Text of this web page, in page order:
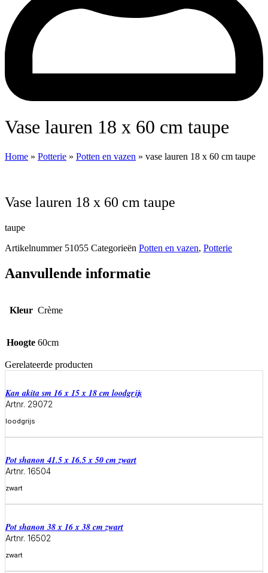
vase lauren 18 x 60 cm taupe
Home » Potterie » Potten en vazen » vase lauren 18 x 60 cm taupe
vase lauren 18 x 60 cm taupe
taupe
Artikelnummer 51055 Categorieën Potten en vazen, Potterie
Aanvullende informatie
Kleur Crème
Hoogte 60cm
Gerelateerde producten
Kan akita sm 16 x 15 x 18 cm loodgrijs
Artnr. 29072
loodgrijs
Meer informatie
Pot shanon 41.5 x 16.5 x 50 cm zwart
Artnr. 16504
zwart
Pot shanon 38 x 16 x 38 cm zwart
Artnr. 16502
zwart